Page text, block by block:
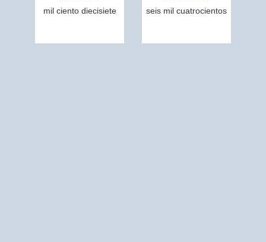
mil ciento diecisiete seis mil cuatrocientos